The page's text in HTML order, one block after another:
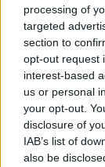
processing of
targeted
section to
opt-out request
interest-based
us or personal
your opt-out.
disclosure of
IAB’s list of
also be